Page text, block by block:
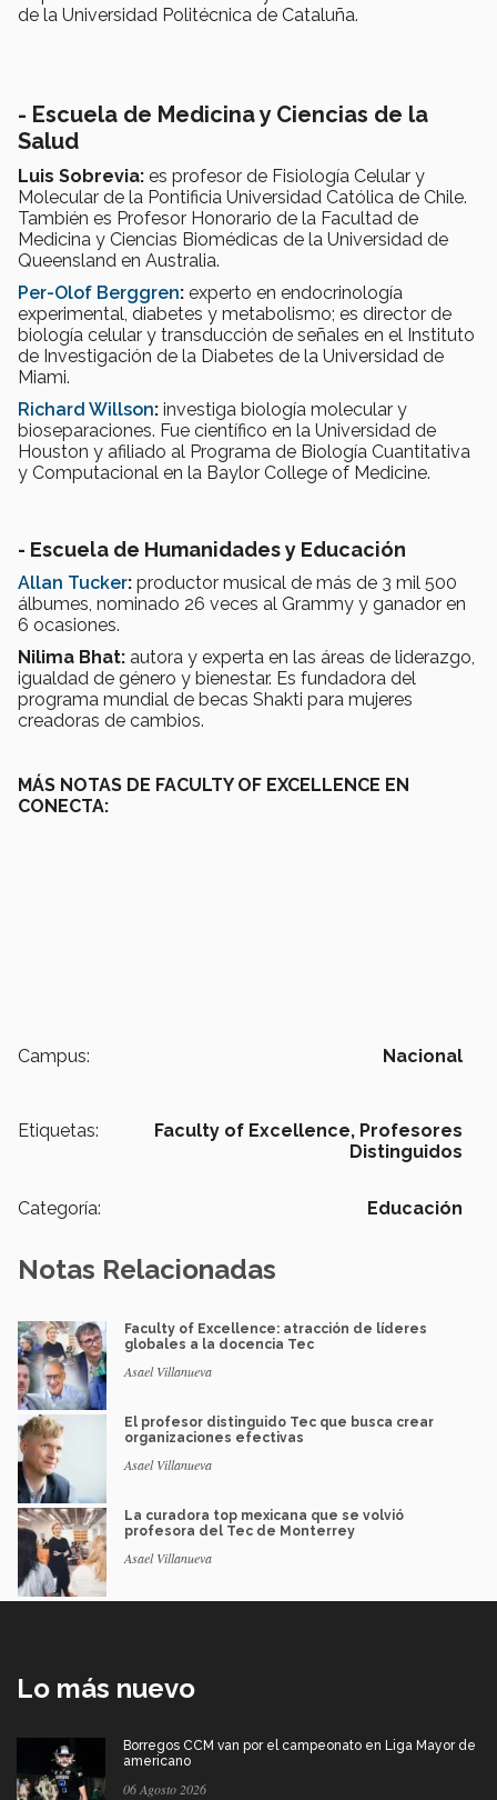
de la Universidad Politécnica de Cataluña.
- Escuela de Medicina y Ciencias de la
Salud
Luis Sobrevia: es profesor de Fisiología Celular y
Molecular de la Pontificia Universidad Católica de Chile.
También es Profesor Honorario de la Facultad de
Medicina y Ciencias Biomédicas de la Universidad de
Queensland en Australia.
Per-Olof Berggren: experto en endocrinología
experimental, diabetes y metabolismo; es director de
biología celular y transducción de señales en el Instituto
de Investigación de la Diabetes de la Universidad de
Miami.
Richard Willson: investiga biología molecular y
bioseparaciones. Fue científico en la Universidad de
Houston y afiliado al Programa de Biología Cuantitativa
y Computacional en la Baylor College of Medicine.
- Escuela de Humanidades y Educación
Allan Tucker: productor musical de más de 3 mil 500
álbumes, nominado 26 veces al Grammy y ganador en
6 ocasiones.
Nilima Bhat: autora y experta en las áreas de liderazgo,
igualdad de género y bienestar. Es fundadora del
programa mundial de becas Shakti para mujeres
creadoras de cambios.
MÁS NOTAS DE FACULTY OF EXCELLENCE EN
CONECTA:
Campus: Nacional
Etiquetas: Faculty of Excellence, Profesores
Distinguidos
Categoría: Educación
Notas Relacionadas
Faculty of Excellence: atracción de líderes
globales a la docencia Tec
Asael Villanueva
El profesor distinguido Tec que busca crear
organizaciones efectivas
Asael Villanueva
La curadora top mexicana que se volvió
profesora del Tec de Monterrey
Asael Villanueva
Lo más nuevo
Borregos CCM van por el campeonato en Liga Mayor de
americano
06 Agosto 2026